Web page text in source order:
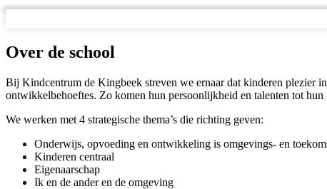
Over de school
Bij Kindcentrum de Kingbeek streven we ernaar dat kinderen plezier
ontwikkelbehoeftes. Zo komen hun persoonlijkheid en talenten tot
We werken met 4 strategische thema’s die richting geven:
Onderwijs, opvoeding en ontwikkeling is omgevings- en
Kinderen centraal
Eigenaarschap
Ik en de ander en de omgeving